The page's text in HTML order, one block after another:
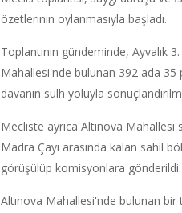
özetlerinin oylanmasıyla başladı.
Toplantının gündeminde, Ayvalık
Mahallesi'nde bulunan 392 ada 35
davanın sulh yoluyla
Mecliste ayrıca Altınova
Madra Çayı arasında kalan sahil
görüşülüp komisyonlara gönderildi.
Altınova Mahallesi'nde bulunan bir